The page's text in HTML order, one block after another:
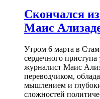
Скончался
Маис
Утром 6 марта в
сердечного
журналист Маис
переводчиком,
мышлением и
сложностей